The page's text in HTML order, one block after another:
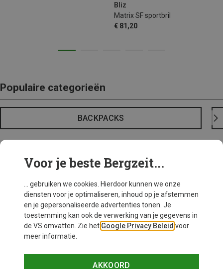
Bliz
Matrix SF sportbril
€ 81,20
Populaire categorieën
BACKPACKS
Voor je beste Bergzeit...
... gebruiken we cookies. Hierdoor kunnen we onze
diensten voor je optimaliseren, inhoud op je afstemmen
en je gepersonaliseerde advertenties tonen. Je
toestemming kan ook de verwerking van je gegevens in
de VS omvatten. Zie het Google Privacy Beleid voor
meer informatie.
AKKOORD